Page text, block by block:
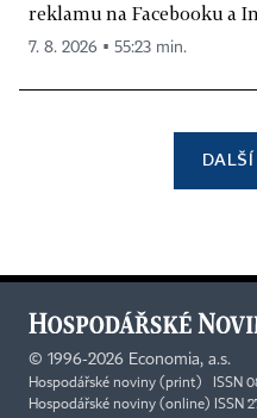
reklamu na Facebooku a
7. 8. 2026 ▪ 55:23 min.
© 1996-2026 Economia, a.s.
Hospodářské noviny (print) ISSN
Hospodářské noviny (online) ISSN